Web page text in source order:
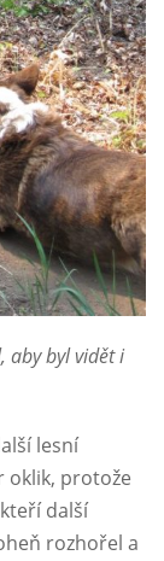
aby byl vidět i
lesní
oklik, protože
další
rozhořel a